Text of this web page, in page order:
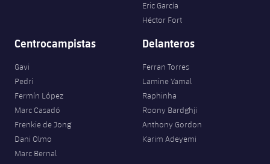
Eric García
Héctor Fort
Centrocampistas
Gavi
Pedri
Fermín López
Marc Casadó
Frenkie de Jong
Dani Olmo
Marc Bernal
Delanteros
Ferran Torres
Lamine Yamal
Raphinha
Roony Bardghji
Anthony Gordon
Karim Adeyemi